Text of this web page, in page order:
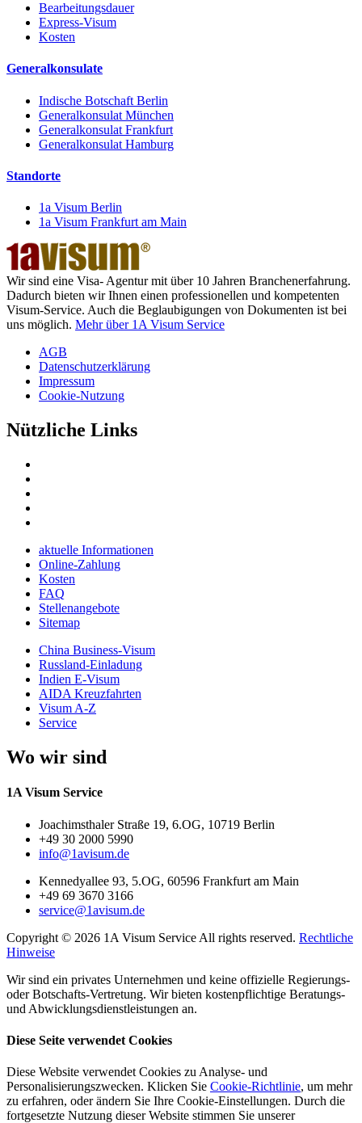
Bearbeitungsdauer
Express-Visum
Kosten
Generalkonsulate
Indische Botschaft Berlin
Generalkonsulat München
Generalkonsulat Frankfurt
Generalkonsulat Hamburg
Standorte
1a Visum Berlin
1a Visum Frankfurt am Main
Wir sind eine Visa- Agentur mit über 10 Jahren Branchenerfahrung.
Dadurch bieten wir Ihnen einen professionellen und kompetenten
Visum-Service. Auch die Beglaubigungen von Dokumenten ist bei
uns möglich. Mehr über 1A Visum Service
AGB
Datenschutzerklärung
Impressum
Cookie-Nutzung
Nützliche Links
aktuelle Informationen
Online-Zahlung
Kosten
FAQ
Stellenangebote
Sitemap
China Business-Visum
Russland-Einladung
Indien E-Visum
AIDA Kreuzfahrten
Visum A-Z
Service
Wo wir sind
1A Visum Service
Joachimsthaler Straße 19, 6.OG, 10719 Berlin
+49 30 2000 5990
info@1avisum.de
Kennedyallee 93, 5.OG, 60596 Frankfurt am Main
+49 69 3670 3166
service@1avisum.de
Copyright © 2026 1A Visum Service All rights reserved. Rechtliche
Hinweise
Wir sind ein privates Unternehmen und keine offizielle Regierungs-
oder Botschafts-Vertretung. Wir bieten kostenpflichtige Beratungs-
und Abwicklungsdienstleistungen an.
Diese Seite verwendet Cookies
Diese Website verwendet Cookies zu Analyse- und
Personalisierungszwecken. Klicken Sie Cookie-Richtlinie, um mehr
zu erfahren, oder ändern Sie Ihre Cookie-Einstellungen. Durch die
fortgesetzte Nutzung dieser Website stimmen Sie unserer